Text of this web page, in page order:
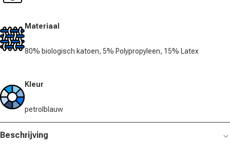
Materiaal
80% biologisch katoen, 5% Polypropyleen, 15% Latex
Kleur
petrolblauw
Beschrijving